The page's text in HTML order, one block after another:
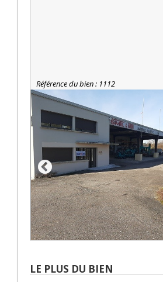
Référence du bien : 1112
LE PLUS DU BIEN